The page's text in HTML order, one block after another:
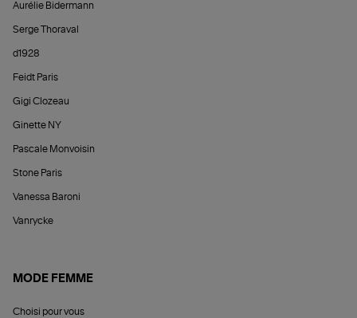
Aurélie Bidermann
Serge Thoraval
d1928
Feidt Paris
Gigi Clozeau
Ginette NY
Pascale Monvoisin
Stone Paris
Vanessa Baroni
Vanrycke
MODE FEMME
Choisi pour vous